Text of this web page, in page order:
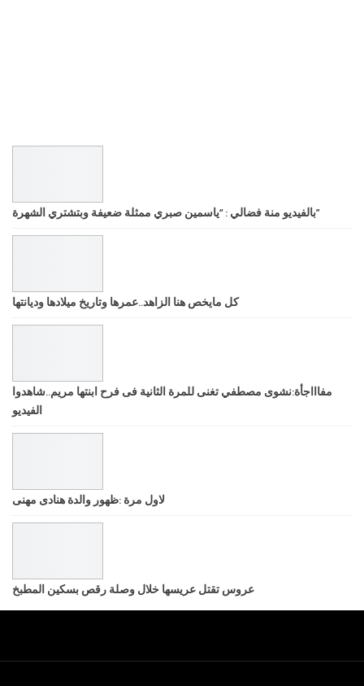
بالفيديو منة فضالي : “ياسمين صبري ممثلة ضعيفة وبتشتري الشهرة”
كل مايخص هنا الزاهد..عمرها وتاريخ ميلادها وديانتها
مفاااجأة:نشوى مصطفي تغنى للمرة الثانية فى فرح ابنتها مريم..شاهدوا
الفيديو
لاول مرة :ظهور والدة هنادى مهنى
عروس تقتل عريسها خلال وصلة رقص بسكين المطبخ